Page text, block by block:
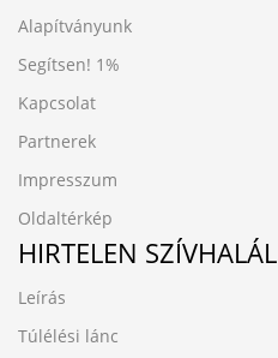
Alapítványunk
Segítsen! 1%
Kapcsolat
Partnerek
Impresszum
Oldaltérkép
HIRTELEN SZÍVHALÁL
Leírás
Túlélési lánc